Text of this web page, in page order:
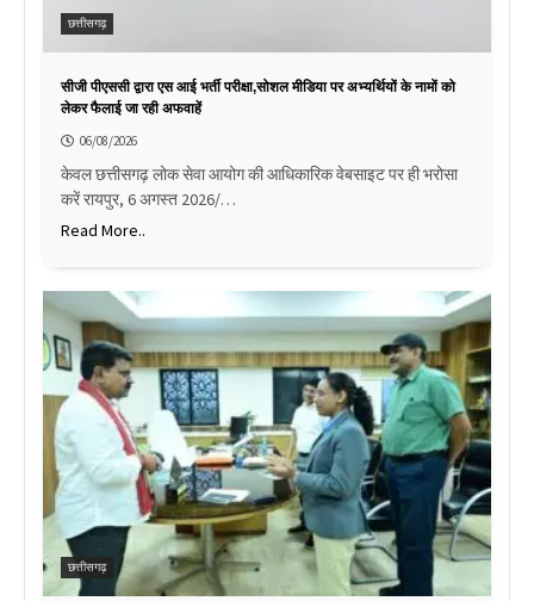
छत्तीसगढ़
सीजी पीएससी द्वारा एस आई भर्ती परीक्षा,सोशल मीडिया पर अभ्यर्थियों के नामों को
लेकर फैलाई जा रही अफवाहें
06/08/2026
केवल छत्तीसगढ़ लोक सेवा आयोग की आधिकारिक वेबसाइट पर ही भरोसा
करें रायपुर, 6 अगस्त 2026/…
Read More..
छत्तीसगढ़